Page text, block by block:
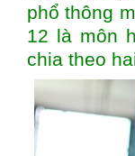
phổ thông
12 là môn
chia theo